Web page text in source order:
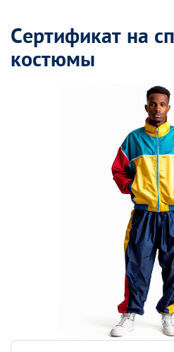
Сертификат на
костюмы